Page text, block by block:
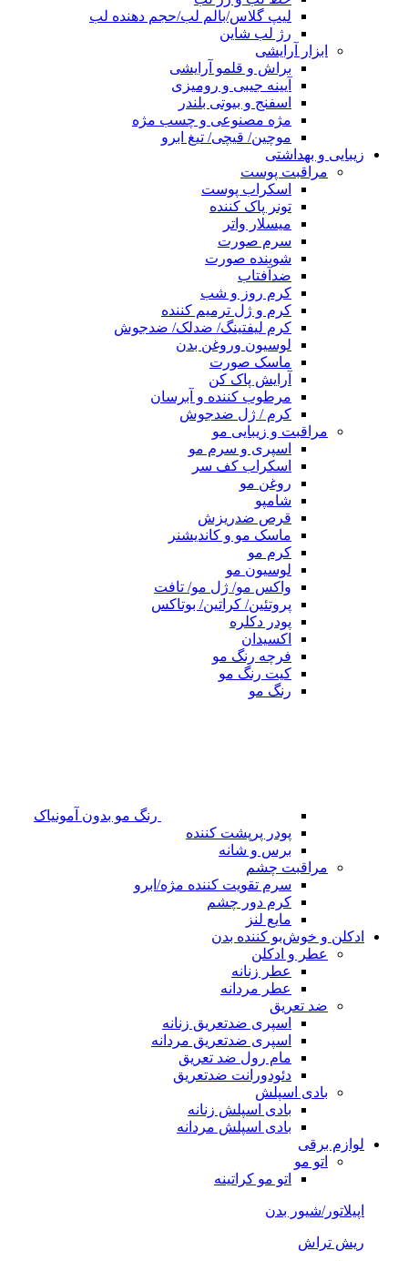
لیپ گلاس/بالم لب/حجم دهنده لب
رژ لب شاین
ابزار آرایشی
براش و قلمو آرایشی
آیینه جیبی و رومیزی
اسفنج و بیوتی بلندر
مژه مصنوعی و چسب مژه
موچین/ قیچی/ تیغ ابرو
زیبایی و بهداشتی
مراقبت پوست
اسکراب پوست
تونر پاک کننده
میسلار واتر
سرم صورت
شوینده صورت
ضدآفتاب
کرم روز و شب
کرم و ژل ترمیم کننده
کرم لیفتینگ/ ضدلک/ ضدجوش
لوسیون وروغن بدن
ماسک صورت
آرایش پاک کن
مرطوب کننده و آبرسان
کرم / ژل ضدجوش
مراقبت و زیبایی مو
اسپری و سرم مو
اسکراب کف سر
روغن مو
شامپو
قرص ضدریزش
ماسک مو و کاندیشنر
کرم مو
لوسیون مو
واکس مو/ ژل مو/ تافت
پروتئین/ کراتین/ بوتاکس
پودر دکلره
اکسیدان
فرچه رنگ مو
کیت رنگ مو
رنگ مو
رنگ مو بدون آمونیاک
پودر پرپشت کننده
برس و شانه
مراقبت چشم
سرم تقویت کننده مژه/ابرو
کرم دور چشم
مایع لنز
ادکلن و خوش‌بو کننده بدن
عطر و ادکلن
عطر زنانه
عطر مردانه
ضد تعریق
اسپری ضدتعریق زنانه
اسپری ضدتعریق مردانه
مام رول ضد تعریق
دئودورانت ضدتعریق
بادی اسپلش
بادی اسپلش زنانه
بادی اسپلش مردانه
لوازم برقی
اتو مو
اتو مو کراتینه
اپیلاتور/شیور بدن
ریش تراش